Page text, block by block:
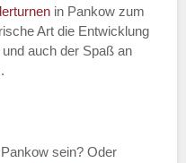
in Pankow zum
Art die Entwicklung
auch der Spaß an
sein? Oder